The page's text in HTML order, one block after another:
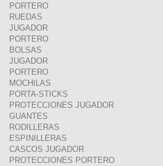
PORTERO
RUEDAS
JUGADOR
PORTERO
BOLSAS
JUGADOR
PORTERO
MOCHILAS
PORTA-STICKS
PROTECCIONES JUGADOR
GUANTES
RODILLERAS
ESPINILLERAS
CASCOS JUGADOR
PROTECCIONES PORTERO